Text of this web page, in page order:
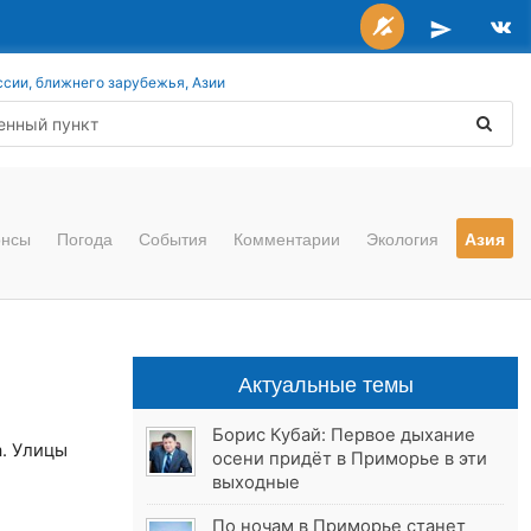
ближнего зарубежья, Азии
Погода События Комментарии Экология Азия
Улицы
Актуальные темы
Борис Кубай: Первое дыхание
осени придёт в Приморье в эти
выходные
По ночам в Приморье станет